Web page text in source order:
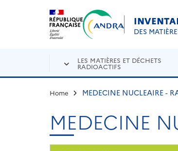
Aller au contenu principal
DES
LES MATIÈRES ET DÉCHETS
RADIOACTIFS
Home MEDECINE NUCLEAIRE -
MEDECINE